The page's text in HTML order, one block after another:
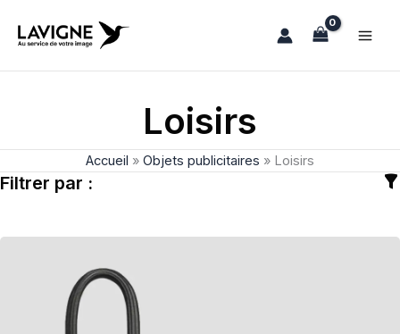
Loisirs
Accueil » Objets publicitaires » Loisirs
Filtrer par :